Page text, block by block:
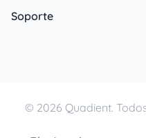
Soporte
© 2026 Quadient.